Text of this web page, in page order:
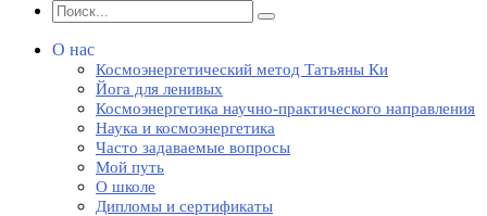
О нас
Космоэнергетический метод Татьяны Ки
Йога для ленивых
Космоэнергетика научно-практического направления
Наука и космоэнергетика
Часто задаваемые вопросы
Мой путь
О школе
Дипломы и сертификаты